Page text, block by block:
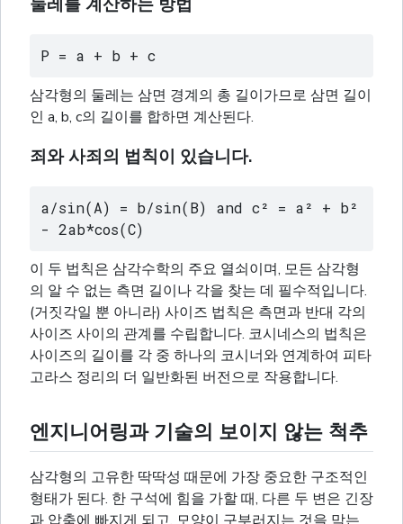
P = a + b + c
삼각형의 둘레는 삼면 경계의 총 길이가므로 삼면 길이
인 a, b, c의 길이를 합하면 계산된다.
죄와 사죄의 법칙이 있습니다.
a/sin(A) = b/sin(B) and c² = a² + b²
- 2ab*cos(C)
이 두 법칙은 삼각수학의 주요 열쇠이며, 모든 삼각형
의 알 수 없는 측면 길이나 각을 찾는 데 필수적입니다.
(거짓각일 뿐 아니라) 사이즈 법칙은 측면과 반대 각의
사이즈 사이의 관계를 수립합니다. 코시네스의 법칙은
사이즈의 길이를 각 중 하나의 코시너와 연계하여 피타
고라스 정리의 더 일반화된 버전으로 작용합니다.
엔지니어링과 기술의 보이지 않는 척추
삼각형의 고유한 딱딱성 때문에 가장 중요한 구조적인
형태가 된다. 한 구석에 힘을 가할 때, 다른 두 변은 긴장